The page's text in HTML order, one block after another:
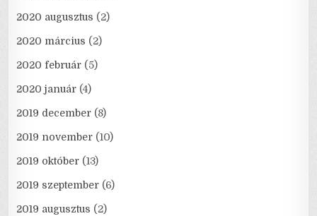
2020 augusztus (2)
2020 március (2)
2020 február (5)
2020 január (4)
2019 december (8)
2019 november (10)
2019 október (13)
2019 szeptember (6)
2019 augusztus (2)